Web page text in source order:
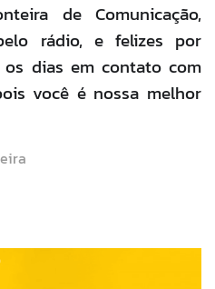
de Comunicação,
rádio, e felizes por
dias em contato com
você é nossa melhor